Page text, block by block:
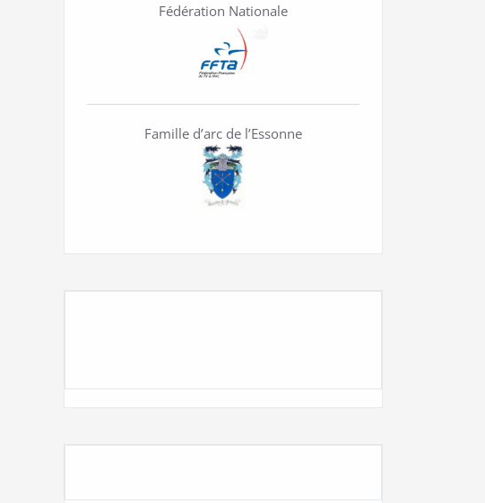
Fédération Nationale
Famille d’arc de l’Essonne